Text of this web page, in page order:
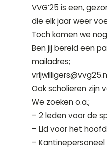
VVG’25 is een,
die elk jaar weer
Toch komen we
Ben jij bereid een
mailadres;
Ook scholieren zijn
We zoeken o.a.;
– 2 leden voor de
– Lid voor het
– Kantinepersoneel